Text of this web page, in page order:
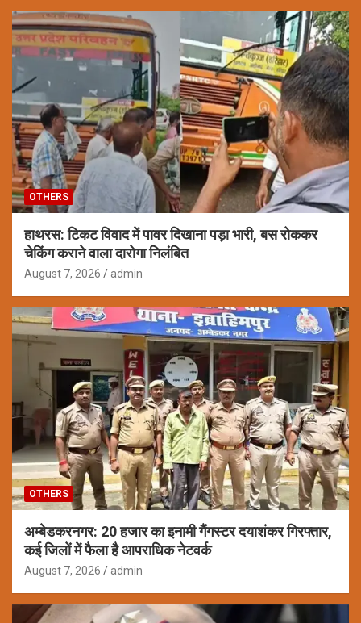
OTHERS
हाथरस: टिकट विवाद में पावर दिखाना पड़ा भारी, बस रोककर
चेकिंग कराने वाला दारोगा निलंबित
August 7, 2026 admin
OTHERS
अम्बेडकरनगर: 20 हजार का इनामी गैंगस्टर दयाशंकर गिरफ्तार,
कई जिलों में फैला है आपराधिक नेटवर्क
August 7, 2026 admin